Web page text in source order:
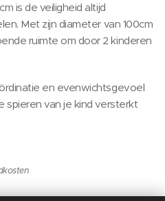
is de veiligheid altijd
Met zijn diameter van 100cm
ruimte om door 2 kinderen
en evenwichtsgevoel
spieren van je kind versterkt